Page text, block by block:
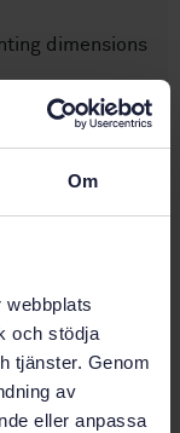
Om
och stödja
tjänster. Genom
av
eller anpassa
dimensions
- Read more
1 097 SEK
Add to cart
Show more